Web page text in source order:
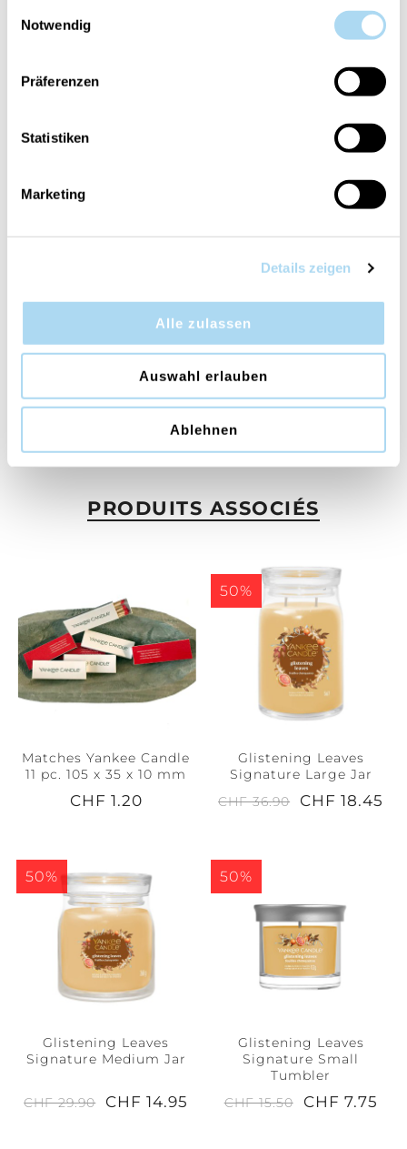
Notwendig
Präferenzen
Statistiken
Marketing
Details zeigen
Alle zulassen
Auswahl erlauben
Ablehnen
Signature Filled Votive
Signature Filled Votive
CHF 2.75
Warm Cashmere
PRODUITS ASSOCIÉS
Matches Yankee Candle
11 pc. 105 x 35 x 10 mm
CHF 1.20
50%
Glistening Leaves
Signature Large Jar
CHF 36.90
CHF 18.45
50%
Glistening Leaves
Signature Medium Jar
CHF 29.90 CHF 14.95
50%
Glistening Leaves
Signature Small
Tumbler
CHF 15.50
CHF 7.75